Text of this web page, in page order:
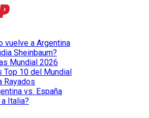
vuelve a Argentina
Sheinbaum?
Mundial 2026
Top 10 del Mundial
Rayados
vs. España
Italia?